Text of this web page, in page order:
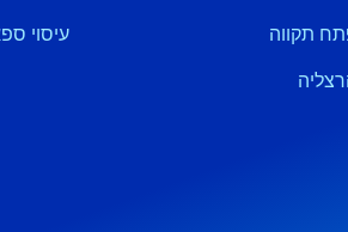
תקווה עיסוי